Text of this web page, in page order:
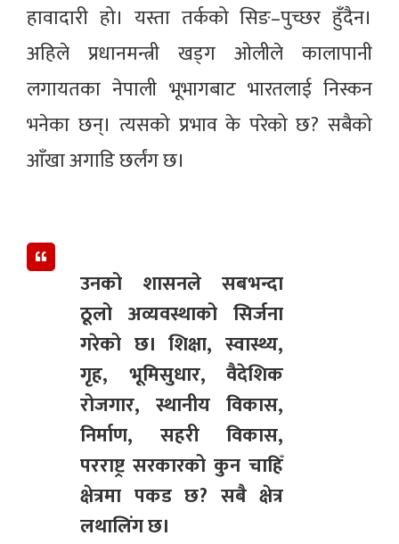
हावादारी हो। यस्ता तर्कको सिङ–पुच्छर हुँदैन।
अहिले प्रधानमन्त्री खड्ग ओलीले कालापानी
लगायतका नेपाली भूभागबाट भारतलाई निस्कन
भनेका छन्। त्यसको प्रभाव के परेको छ? सबैको
आँखा अगाडि छर्लंग छ।
उनको शासनले सबभन्दा
ठूलो अव्यवस्थाको सिर्जना
गरेको छ। शिक्षा, स्वास्थ्य,
गृह, भूमिसुधार, वैदेशिक
रोजगार, स्थानीय विकास,
निर्माण, सहरी विकास,
परराष्ट्र सरकारको कुन चाहिँ
क्षेत्रमा पकड छ? सबै क्षेत्र
लथालिंग छ।